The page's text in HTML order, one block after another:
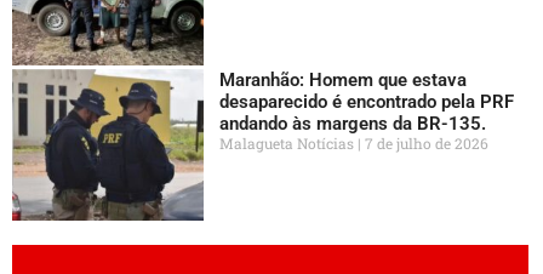
Maranhão: Homem que estava
desaparecido é encontrado pela PRF
andando às margens da BR-135.
Malagueta Notícias 7 de julho de 2026